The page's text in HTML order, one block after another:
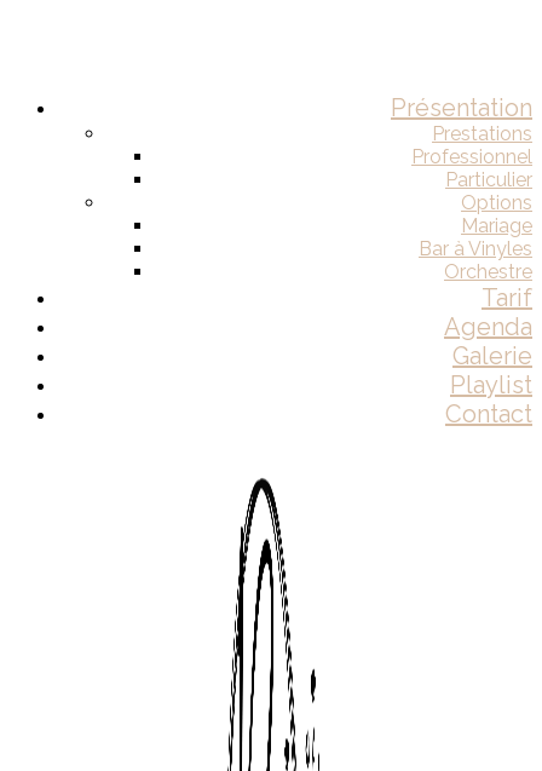
Présentation
Prestations
Professionnel
Particulier
Options
Mariage
Bar à Vinyles
Orchestre
Tarif
Agenda
Galerie
Playlist
Contact